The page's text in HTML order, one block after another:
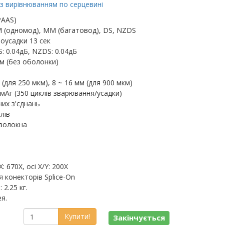
вирівнюванням по серцевині
MM (багатовод), DS, NZDS
13 сек
0.04дБ, NZDS: 0.04дБ
(без оболонки)
250 мкм), 8 ~ 16 мм (для 900 мкм)
(350 циклів зварювання/усадки)
з'єднань
670X, осі X/Y: 200X
конекторів Splice-On
кг.
Купити! Закінчується